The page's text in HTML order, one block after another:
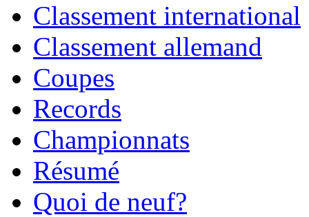
Classement international
Classement allemand
Coupes
Records
Championnats
Résumé
Quoi de neuf?